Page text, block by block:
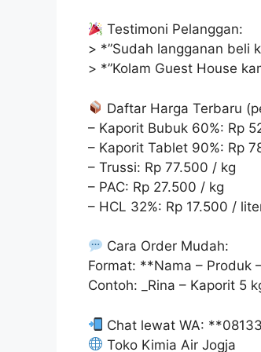
Testimoni Pelanggan:
> *”Sudah langganan beli
> *”Kolam Guest House
Daftar Harga Terbaru
– Kaporit Bubuk 60%: Rp
– Kaporit Tablet 90%: Rp
– Trussi: Rp 77.500 / kg
– PAC: Rp 27.500 / kg
– HCL 32%: Rp 17.500 /
Cara Order Mudah:
Format: **Nama – Produk
Contoh: _Rina – Kaporit 5
Chat lewat WA:
Toko Kimia Air Jogja